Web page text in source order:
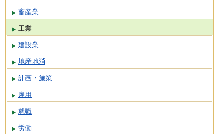
畜産業
工業
建設業
地産地消
計画・施策
雇用
就職
労働